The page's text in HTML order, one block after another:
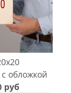
обложкой
руб